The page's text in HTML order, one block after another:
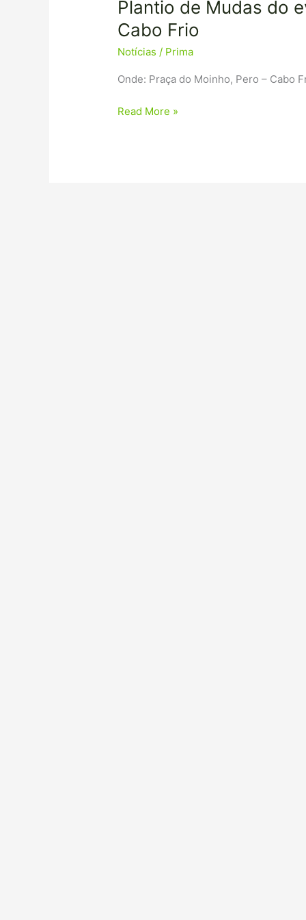
Plantio de Mudas do
Cabo Frio
Notícias / Prima
Onde: Praça do Moinho, Pero – Cabo
Read More »